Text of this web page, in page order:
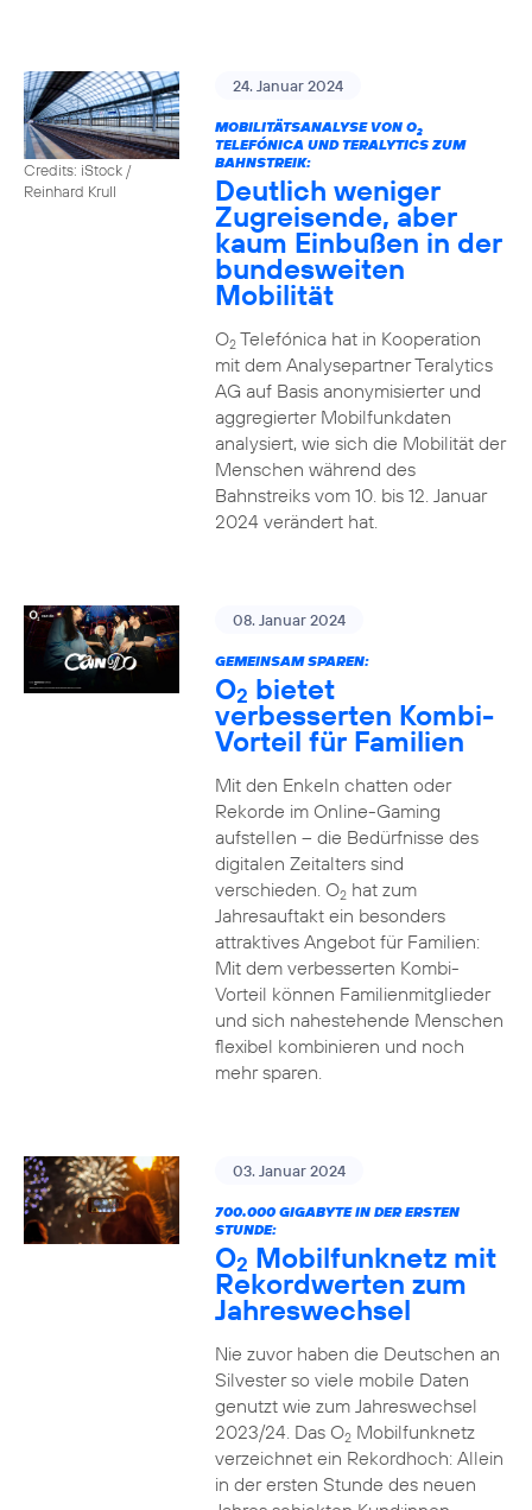
Credits: iStock /
Reinhard Krull
24. Januar 2024
MOBILITÄTSANALYSE VON O2
TELEFÓNICA UND TERALYTICS ZUM
BAHNSTREIK:
Deutlich weniger
Zugreisende, aber
kaum Einbußen in der
bundesweiten
Mobilität
O2Telefónica hat in Kooperation
mit dem Analysepartner Teralytics
AG auf Basis anonymisierter und
aggregierter Mobilfunkdaten
analysiert, wie sich die Mobilität der
Menschen während des
Bahnstreiks vom 10. bis 12. Januar
2024 verändert hat.
08. Januar 2024
GEMEINSAM SPAREN:
O2 bietet
verbesserten Kombi-
Vorteil für Familien
Mit den Enkeln chatten oder
Rekorde im Online-Gaming
aufstellen – die Bedürfnisse des
digitalen Zeitalters sind
verschieden. O2hat zum
Jahresauftakt ein besonders
attraktives Angebot für Familien:
Mit dem verbesserten Kombi-
Vorteil können Familienmitglieder
und sich nahestehende Menschen
flexibel kombinieren und noch
mehr sparen.
03. Januar 2024
700.000 GIGABYTE IN DER ERSTEN
STUNDE:
O2 Mobilfunknetz mit
Rekordwerten zum
Jahreswechsel
Nie zuvor haben die Deutschen an
Silvester so viele mobile Daten
genutzt wie zum Jahreswechsel
2023/24. Das O2Mobilfunknetz
verzeichnet ein Rekordhoch: Allein
in der ersten Stunde des neuen